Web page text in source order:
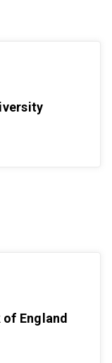
England